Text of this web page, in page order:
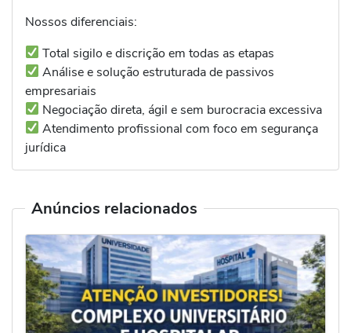
Nossos diferenciais:
Total sigilo e discrição em todas as etapas
Análise e solução estruturada de passivos
empresariais
Negociação direta, ágil e sem burocracia excessiva
Atendimento profissional com foco em segurança
jurídica
Anúncios relacionados